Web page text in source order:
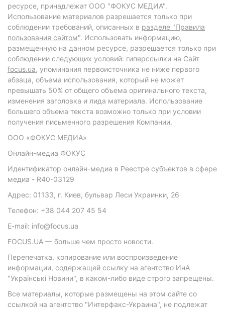
ресурсе, принадлежат ООО "ФОКУС МЕДИА".
Использование материалов разрешается только при
соблюдении требований, описанных в разделе "Правила
пользования сайтом". Использовать информацию,
размещенную на данном ресурсе, разрешается только при
соблюдении следующих условий: гиперссылки на Сайт
focus.ua, упоминания первоисточника не ниже первого
абзаца, объема использования, который не может
превышать 50% от общего объема оригинального текста,
изменения заголовка и лида материала. Использование
большего объема текста возможно только при условии
получения письменного разрешения Компании.
ООО «ФОКУС МЕДИА»
Онлайн-медиа ФОКУС
Идентификатор онлайн-медиа в Реестре субъектов в сфере
медиа - R40-03129
Адрес: 01133, г. Киев, бульвар Леси Украинки, 26
Телефон: +38 044 207 45 54
E-mail: info@focus.ua
FOCUS.UA — больше чем просто новости.
Перепечатка, копирование или воспроизведение
информации, содержащей ссылку на агентство ИнА
"Українські Новини", в каком-либо виде строго запрещены.
Все материалы, которые размещены на этом сайте со
ссылкой на агентство "Интерфакс-Украина", не подлежат